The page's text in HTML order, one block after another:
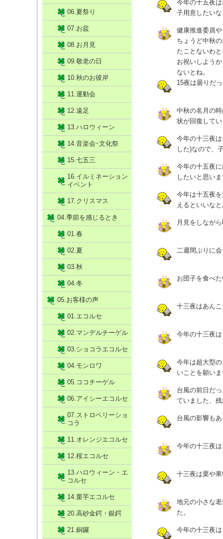
今年の十五夜
子用意したい
健康推進委員
ちょうど中秋
たことないわ
お祝いしよう
ないとね。
15夜は曇りだ
中秋の名月の
状が回復して
今年の十三夜
した)なので、
今年の十五夜
したいと思い
今年は十五夜
えるといいな
月見をしなが
二週間ぶりに
お団子を食べ
十三夜はあん
今年の十三夜
今年は超大型
いことを願い
台風の前日だ
ていました、
台風の影響も
今年の十三夜
十三夜は栗や
地元の小さな
た。
今年の十三夜
06.夏祭り
07.お盆
08.お月見
09.敬老の日
10.秋のお彼岸
11.運動会
12.遠足
13.ハロウィーン
14.音楽会･文化祭
15.七五三
16.イルミネーション
イベント
17.クリスマス
04.季節を感じるとき
01.春
02.夏
03.秋
04.冬
05.お客様の声
01.エコルセ
02.マンデルチーゲル
03.ショコラエコルセ
04.モンロワ
05.ココチーゲル
06.アイシーエコルセ
07.ストロベリーショ
コラ
11.オレンジエコルセ
12.桜エコルセ
13.ハロウィーン・エ
コルセ
14.栗芋エコルセ
20.高砂金鍔・銀鍔
21.銅鑼